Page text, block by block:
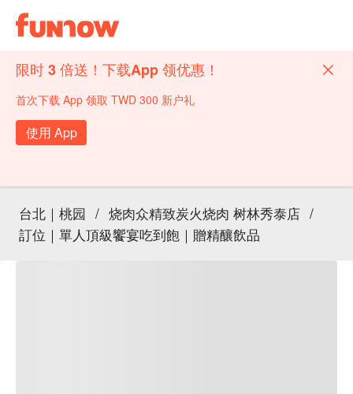
限时 3 倍送！下载App 领优惠！
首次下载 App 领取 TWD 300 新户礼
使用 App
台北｜桃园 / 烧肉众精致炭火烧肉 树林秀泰店 /
訂位｜單人頂級饗宴吃到飽｜贈精釀飲品